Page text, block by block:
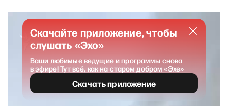
Скачайте приложение, чтобы
слушать «Эхо»
Ваши любимые ведущие и программы снова
в эфире! Тут всё, как на старом добром «Эхе»
Скачать приложение